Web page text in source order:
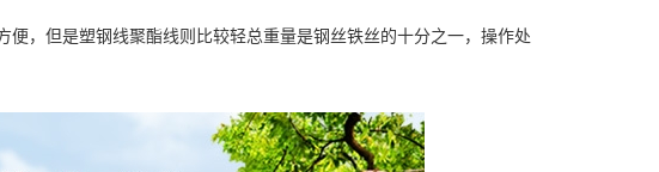
，但是塑钢线聚酯线则比较轻总重量是钢丝铁丝的十分之一，操作处